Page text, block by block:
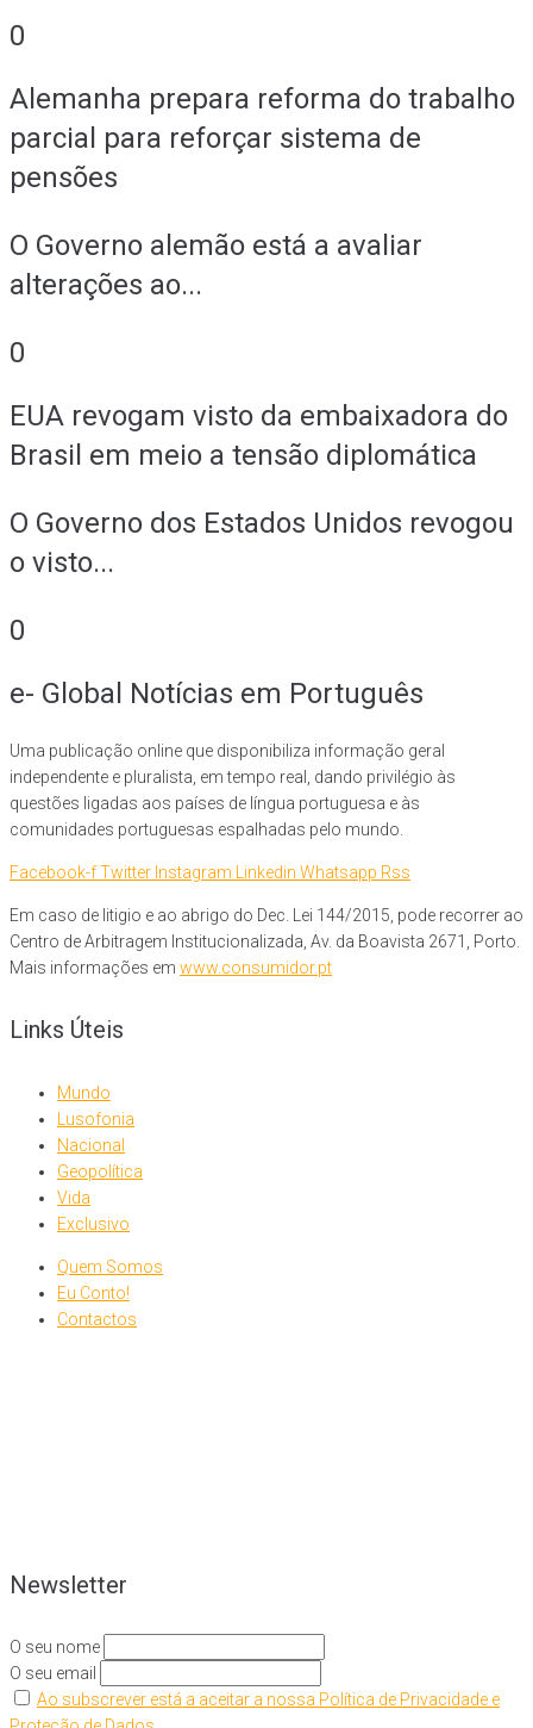
0
Alemanha prepara reforma do trabalho
parcial para reforçar sistema de
pensões
O Governo alemão está a avaliar
alterações ao...
0
EUA revogam visto da embaixadora do
Brasil em meio a tensão diplomática
O Governo dos Estados Unidos revogou
o visto...
0
e- Global Notícias em Português
Uma publicação online que disponibiliza informação geral
independente e pluralista, em tempo real, dando privilégio às
questões ligadas aos países de língua portuguesa e às
comunidades portuguesas espalhadas pelo mundo.
Facebook-fTwitter Instagram Linkedin Whatsapp Rss
Em caso de litigio e ao abrigo do Dec. Lei 144/2015, pode recorrer ao
Centro de Arbitragem Institucionalizada, Av. da Boavista 2671, Porto.
Mais informações em www.consumidor.pt
Links Úteis
Mundo
Lusofonia
Nacional
Geopolítica
Vida
Exclusivo
Quem Somos
Eu Conto!
Contactos
Newsletter
O seu nome
O seu email
Ao subscrever está a aceitar a nossa Política de Privacidade e